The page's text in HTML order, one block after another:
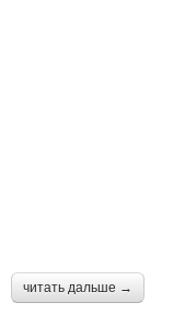
читать дальше →